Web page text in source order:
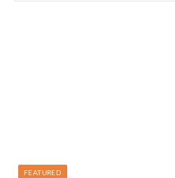
FEATURED